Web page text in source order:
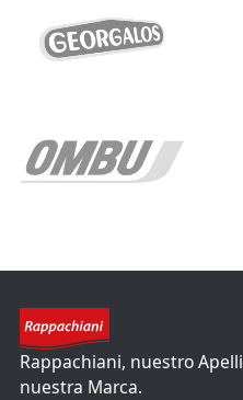
Rappachiani, nuestro
nuestra Marca.